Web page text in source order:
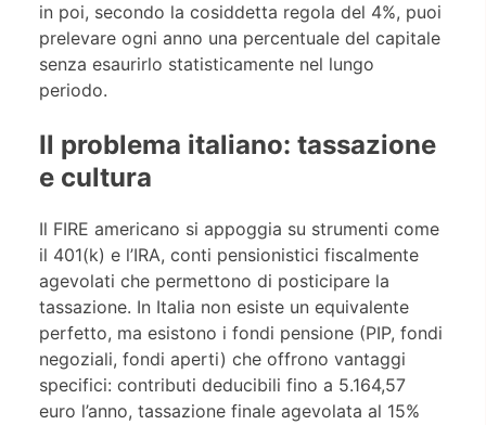
in poi, secondo la cosiddetta regola del 4%, puoi
prelevare ogni anno una percentuale del capitale
senza esaurirlo statisticamente nel lungo
periodo.
Il problema italiano: tassazione
e cultura
Il FIRE americano si appoggia su strumenti come
il 401(k) e l’IRA, conti pensionistici fiscalmente
agevolati che permettono di posticipare la
tassazione. In Italia non esiste un equivalente
perfetto, ma esistono i fondi pensione (PIP, fondi
negoziali, fondi aperti) che offrono vantaggi
specifici: contributi deducibili fino a 5.164,57
euro l’anno, tassazione finale agevolata al 15%